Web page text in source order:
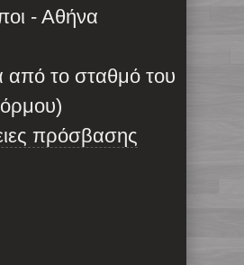
- Αθήνα
από το σταθμό του
πρόσβασης